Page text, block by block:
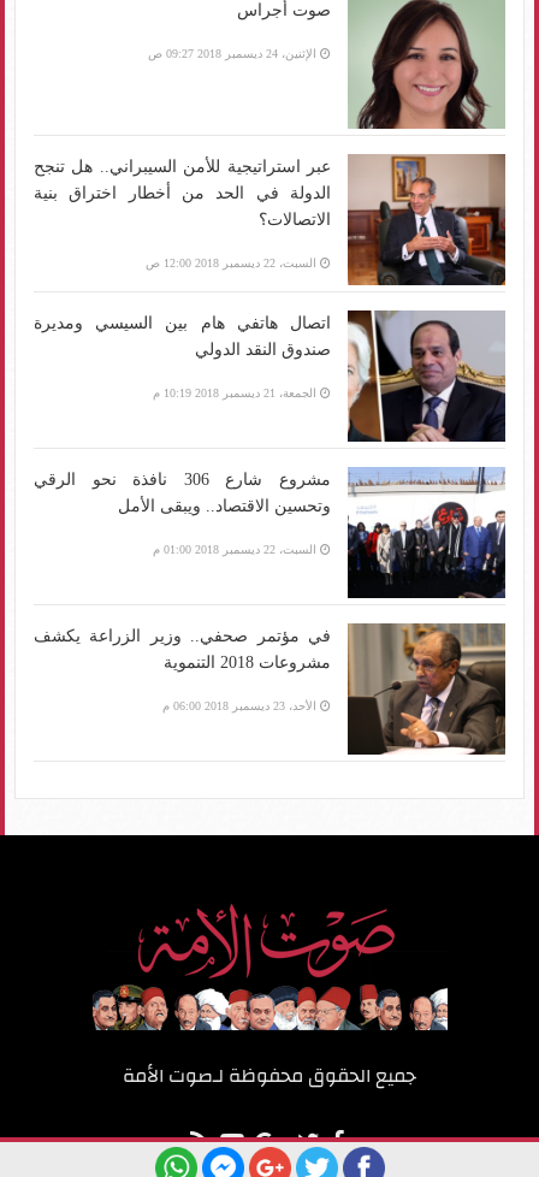
صوت أجراس
الإثنين، 24 ديسمبر 2018 09:27 ص
عبر استراتيجية للأمن السيبراني.. هل تنجح
الدولة في الحد من أخطار اختراق بنية
الاتصالات؟
السبت، 22 ديسمبر 2018 12:00 ص
اتصال هاتفي هام بين السيسي ومديرة
صندوق النقد الدولي
الجمعة، 21 ديسمبر 2018 10:19 م
مشروع شارع 306 نافذة نحو الرقي
وتحسين الاقتصاد.. ويبقى الأمل
السبت، 22 ديسمبر 2018 01:00 م
في مؤتمر صحفي.. وزير الزراعة يكشف
مشروعات 2018 التنموية
الأحد، 23 ديسمبر 2018 06:00 م
جميع الحقوق محفوظة لـصوت الأمة